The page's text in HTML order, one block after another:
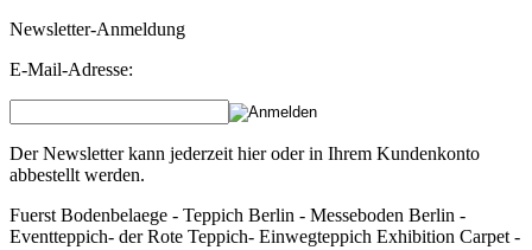
Newsletter-Anmeldung
E-Mail-Adresse:
Der Newsletter kann jederzeit hier oder in Ihrem Kundenkonto
abbestellt werden.
Fuerst Bodenbelaege - Teppich Berlin - Messeboden Berlin -
Eventteppich- der Rote Teppich- Einwegteppich Exhibition Carpet -